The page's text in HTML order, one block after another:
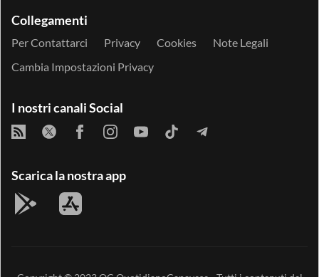
Collegamenti
Per Contattarci Privacy Cookies
Note Legali
Cambia Impostazioni Privacy
I nostri canali Social
Scarica la nostra app